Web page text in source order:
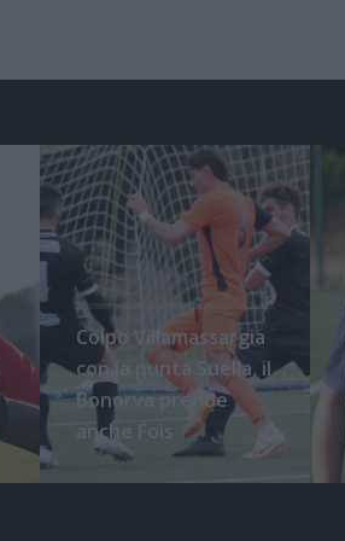
Colpo Villamassargia
con la punta Suella, il
Bonorva prende
anche Fois